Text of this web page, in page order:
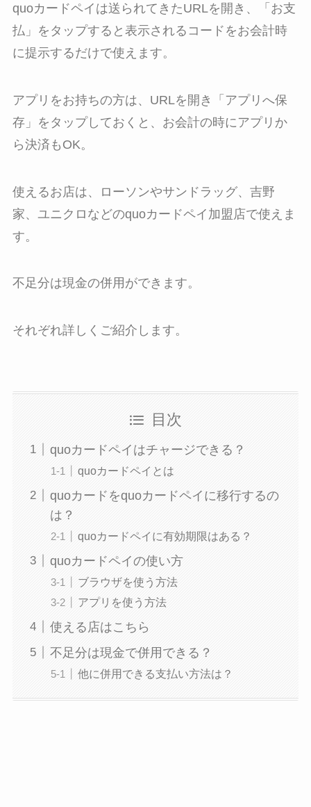
quoカードペイは送られてきたURLを開き、「お支
払」をタップすると表示されるコードをお会計時
に提示するだけで使えます。
アプリをお持ちの方は、URLを開き「アプリへ保
存」をタップしておくと、お会計の時にアプリか
ら決済もOK。
使えるお店は、ローソンやサンドラッグ、吉野
家、ユニクロなどのquoカードペイ加盟店で使えま
す。
不足分は現金の併用ができます。
それぞれ詳しくご紹介します。
目次
quoカードペイはチャージできる？
quoカードペイとは
quoカードをquoカードペイに移行するの
は？
quoカードペイに有効期限はある？
quoカードペイの使い方
ブラウザを使う方法
アプリを使う方法
使える店はこちら
不足分は現金で併用できる？
他に併用できる支払い方法は？